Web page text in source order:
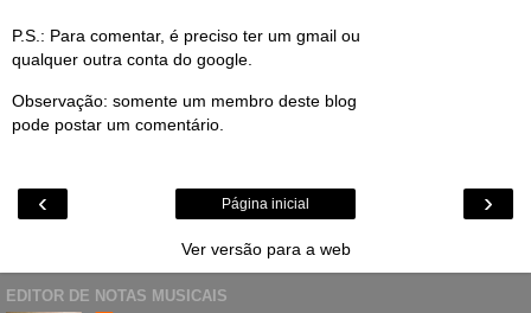
P.S.: Para comentar, é preciso ter um gmail ou
qualquer outra conta do google.
Observação: somente um membro deste blog
pode postar um comentário.
‹ ›
Página inicial
Ver versão para a web
EDITOR DE NOTAS MUSICAIS